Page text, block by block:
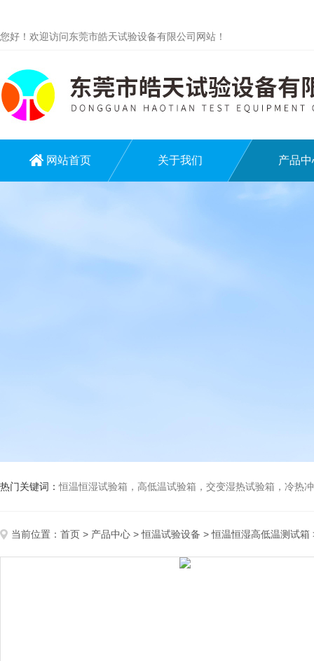
您好！欢迎访问东莞市皓天试验设备有限公司网站！
网站首页 关于我们 产品中
热门关键词：恒温恒湿试验箱，高低温试验箱，交变湿热试验箱，冷热冲击试验
当前位置： 首页 > 产品中心 >恒温试验设备 >恒温恒湿高低温测试箱